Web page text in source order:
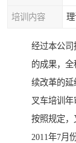
培训内容
经过本公司
的成果，
续改革的延
叉车培训年
按照规定，
2011年7月